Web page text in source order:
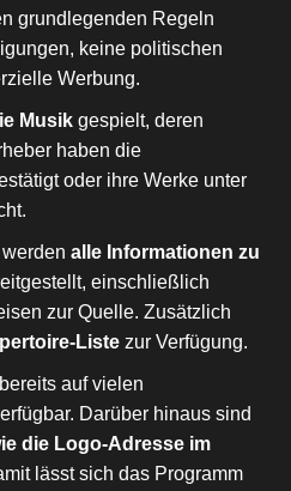
grundlegenden Regeln
keine politischen
Werbung.
Musik gespielt, deren
haben die
oder ihre Werke unter
alle Informationen zu
einschließlich
zur Quelle. Zusätzlich
Liste zur Verfügung.
auf vielen
Darüber hinaus sind
die Logo-Adresse im
lässt sich das Programm